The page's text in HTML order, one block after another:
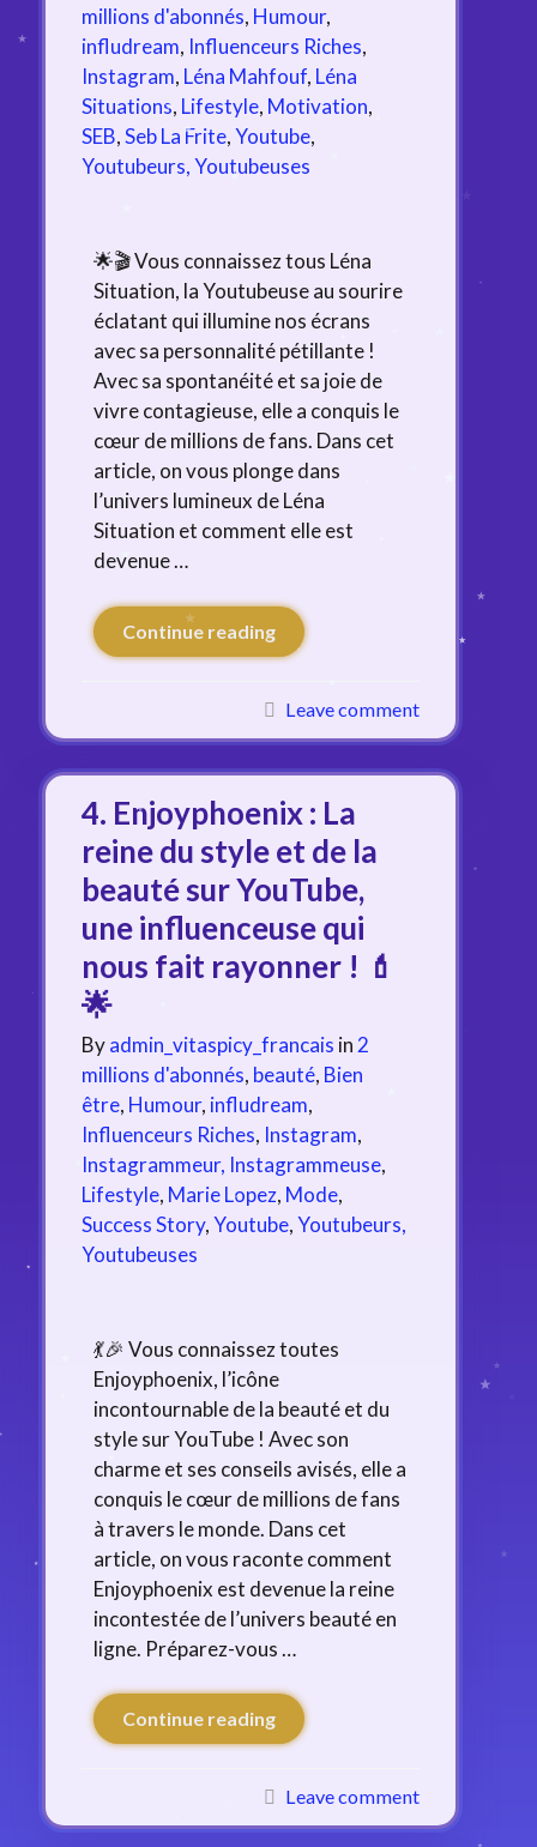
millions d'abonnés, Humour,
infludream, Influenceurs Riches,
Instagram, Léna Mahfouf, Léna
Situations, Lifestyle, Motivation,
SEB,Seb La Frite,Youtube,
Youtubeurs, Youtubeuses
🌟🎬 Vous connaissez tous Léna
Situation, la Youtubeuse au sourire
éclatant qui illumine nos écrans
avec sa personnalité pétillante !
Avec sa spontanéité et sa joie de
vivre contagieuse, elle a conquis le
cœur de millions de fans. Dans cet
article, on vous plonge dans
l’univers lumineux de Léna
Situation et comment elle est
devenue …
Continue reading
Leave comment
4. Enjoyphoenix : La
reine du style et de la
beauté sur YouTube,
une influenceuse qui
nous fait rayonner ! 💄
🌟
Byadmin_vitaspicy_francais in 2
millions d'abonnés, beauté, Bien
être, Humour, infludream,
Influenceurs Riches, Instagram,
Instagrammeur, Instagrammeuse,
Lifestyle, Marie Lopez, Mode,
Success Story,Youtube,Youtubeurs,
Youtubeuses
💃🎉 Vous connaissez toutes
Enjoyphoenix, l’icône
incontournable de la beauté et du
style sur YouTube ! Avec son
charme et ses conseils avisés, elle a
conquis le cœur de millions de fans
à travers le monde. Dans cet
article, on vous raconte comment
Enjoyphoenix est devenue la reine
incontestée de l’univers beauté en
ligne. Préparez-vous …
Continue reading
Leave comment